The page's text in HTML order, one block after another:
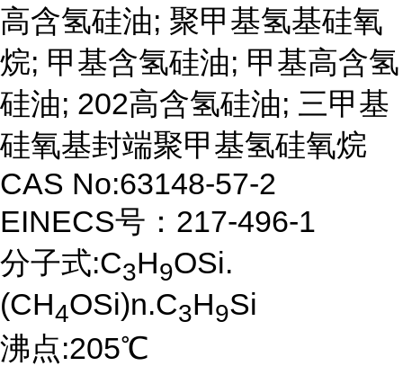
高含氢硅油; 聚甲基氢基硅氧
烷; 甲基含氢硅油; 甲基高含氢
硅油; 202高含氢硅油; 三甲基
硅氧基封端聚甲基氢硅氧烷
CAS No:63148-57-2
EINECS号：217-496-1
分子式:C3H9OSi.
(CH4OSi)n.C3H9Si
沸点:205℃